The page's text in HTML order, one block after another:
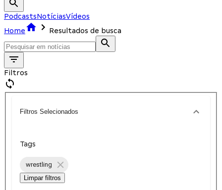
PodcastsNotíciasVídeos
Home
Resultados de busca
Filtros
Filtros Selecionados
Tags
wrestling
Limpar filtros